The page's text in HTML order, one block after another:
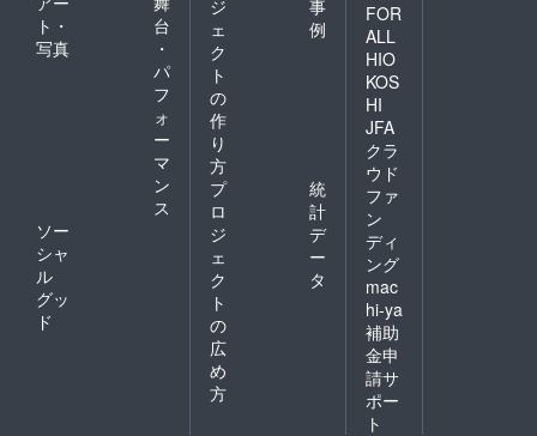
ト・
写真
台
・
パ
フ
ォ
ー
マ
ン
ス
ソー
シャ
ル
グッ
ド
ジ
ェ
ク
ト
の
作
り
方
事
例
プ
ロ
ジ
ェ
ク
ト
の
広
め
方
統
計
デ
ー
タ
FOR
ALL
HIO
KOS
HI
JFA
クラ
ウド
ファ
ン
ディ
ング
mac
hi-ya
補助
金申
請サ
ポー
ト